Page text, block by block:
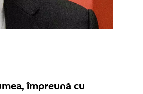
împreună cu